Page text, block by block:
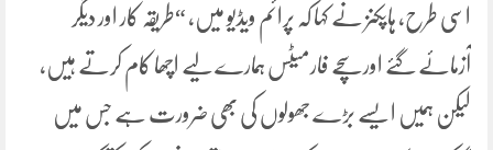
اسی طرح، ہاپکنز نے کہا کہ پرائم ویڈیو میں، “طریقہ کار اور دیگر
آزمائے گئے اور سچے فارمیٹس ہمارے لیے اچھا کام کرتے ہیں،
لیکن ہمیں ایسے بڑے جھولوں کی بھی ضرورت ہے جس میں